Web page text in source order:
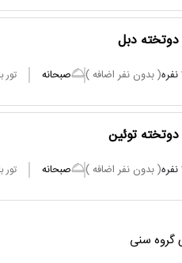
دوتخته دبل
( بدون نفر اضافه ) صبحانه
دوتخته توئین
( بدون نفر اضافه ) صبحانه
گروه سنی